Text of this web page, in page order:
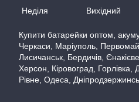
Неділя
Вихідний
Купити батарейки оптом,
Черкаси, Маріуполь,
Лисичанськ, Бердичів,
Херсон, Кіровоград,
Рівне, Одеса,